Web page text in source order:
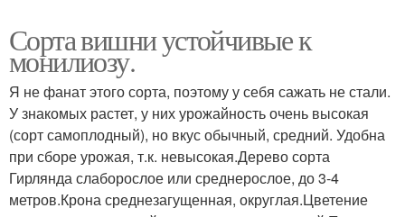
Сорта вишни устойчивые к
монилиозу.
Я не фанат этого сорта, поэтому у себя сажать не стали.
У знакомых растет, у них урожайность очень высокая
(сорт самоплодный), но вкус обычный, средний. Удобна
при сборе урожая, т.к. невысокая.Дерево сорта
Гирлянда слаборослое или среднерослое, до 3-4
метров.Крона среднезагущенная, округлая.Цветение